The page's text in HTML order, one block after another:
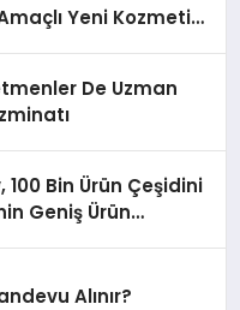
Yeni Kozmetik
De Uzman
Bin Ürün Çeşidini
Geniş Ürün
Alınır?